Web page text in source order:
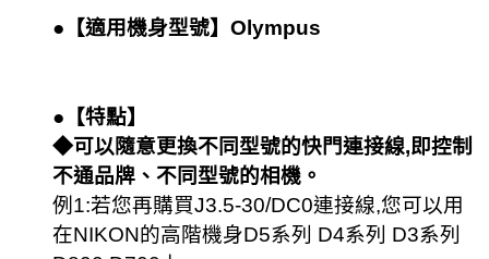
●【適用機身型號】Olympus
●【特點】
◆可以隨意更換不同型號的快門連接線,即控制
不通品牌、不同型號的相機。
例1:若您再購買J3.5-30/DC0連接線,您可以用
在NIKON的高階機身D5系列 D4系列 D3系列